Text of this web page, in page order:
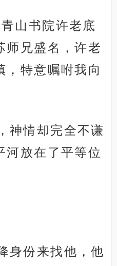
山书院许老底
师兄盛名，许老
，特意嘱咐我向
神情却完全不谦
河放在了平等位
身份来找他，他